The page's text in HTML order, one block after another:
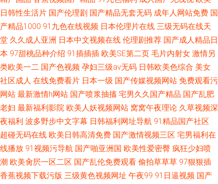
日韩性生活片 国产伦理剧 国产精品无套无码 成年人网站免费 国
产精品1000 91九色在线视频 日本伦理片在线 三级无码在线天
堂 久久成人亚洲 日本中文视频在线 伦理剧推荐 国产成人精品日
本 97甜桃品种介绍 91插插插 欧美SE第二页 毛片内射女 激情另
类欧美一二 国产色视频 孕妇三级av无码 日韩欧美色综合 美女
社区成人 在线免费看片 日本一级 国产传媒视频网站 免费观看污
网站 最新激情h网站 国产喷浆抽搐 宅男久久国产精品 国产乱肥
老妇 最新福利影院 欧美人妖视频网站 窝窝午夜理论 久草视频深
夜福利 波多野步中文字幕 日韩福利网址导航 91精品国产社区
超碰无码在线 欧美日韩高清免费 国产激情视频三区 宅男福利在
线播放 91视频污导航 国产啪亚洲国 欧美性爱密臀 疯狂少妇喷
潮 欧美肏屄一区二区 国产乱伦免费观看 偷拍草草草 97狠狠插
香蕉视频下载污版 三级黄色视频网址 午夜99 91日逼视频 国产